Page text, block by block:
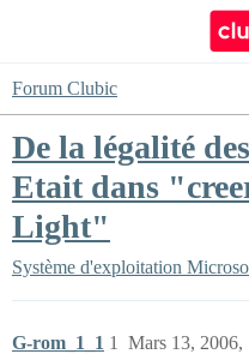
Forum Clubic
De la légalité
Etait dans
Light"
Système d'exploitation
G-rom_1_1 Mars 13, 2006,
1